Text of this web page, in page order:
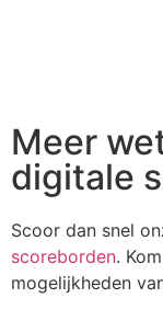
Meer
digitale
Scoor dan snel
scoreborden.
mogelijkheden